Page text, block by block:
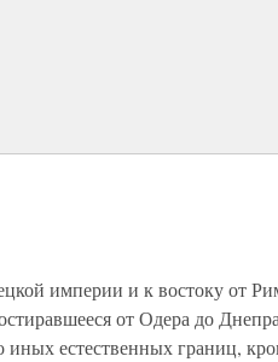
империи и к востоку от
от Одера до
естественных границ,